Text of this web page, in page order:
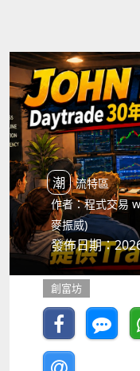
潮流特區
作者：程式交易
麥振威)
發佈日期：
創富坊